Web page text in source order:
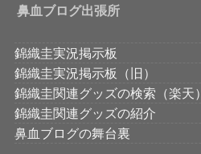
鼻血ブログ出張所
錦織圭実況掲示板
錦織圭実況掲示板（旧）
錦織圭関連グッズの検索（楽天）
錦織圭関連グッズの紹介
鼻血ブログの舞台裏